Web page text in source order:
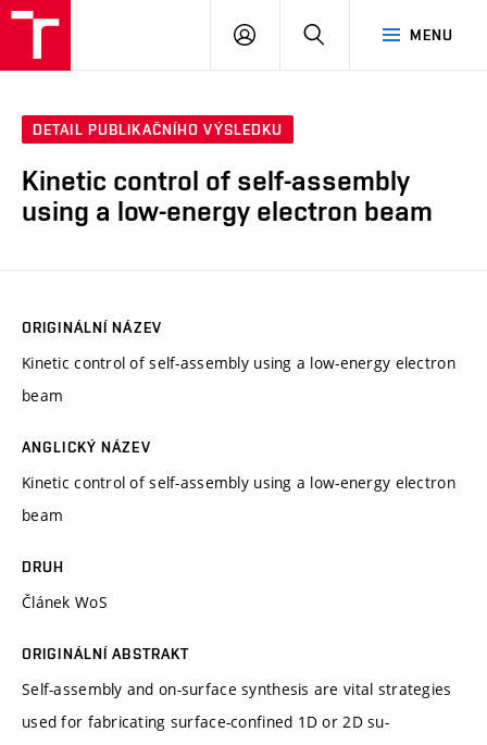
MENU
PŘIHLÁSIT
DETAIL PUBLIKAČNÍHO VÝSLEDKU
Kinetic control of self-assembly
using a low-energy electron beam
ORIGINÁLNÍ NÁZEV
Kinetic control of self-assembly using a low-energy electron
beam
ANGLICKÝ NÁZEV
Kinetic control of self-assembly using a low-energy electron
beam
DRUH
Článek WoS
ORIGINÁLNÍ ABSTRAKT
Self-assembly and on-surface synthesis are vital strategies
used for fabricating surface-confined 1D or 2D su-